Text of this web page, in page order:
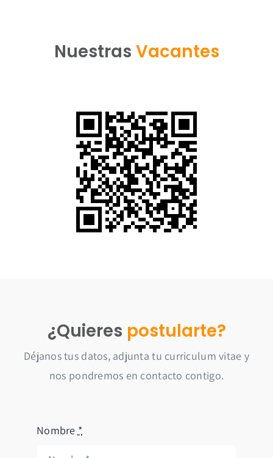
Nuestras Vacantes
¿Quieres postularte?
Déjanos tus datos, adjunta tu curriculum vitae y
nos pondremos en contacto contigo.
Nombre *